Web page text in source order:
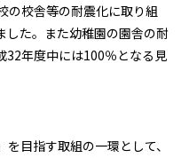
の校舎等の耐震化に取り組
した。また幼稚園の園舎の耐
32年度中には100％となる見
目指す取組の一環として、